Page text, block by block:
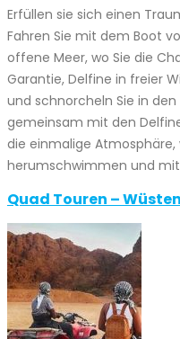
Erfüllen sie sich einen
Fahren Sie mit dem Boot
offene Meer, wo Sie die
Garantie, Delfine in freier
und schnorcheln Sie in
gemeinsam mit den
die einmalige
herumschwimmen und mit
Quad Touren –